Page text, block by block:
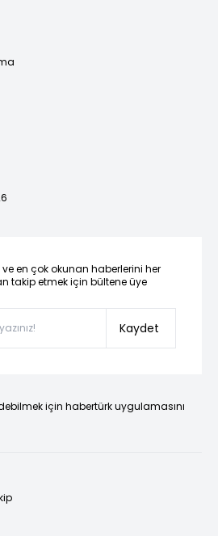
en çok okunan haberlerini her
takip etmek için bültene üye
Kaydet
için habertürk uygulamasını